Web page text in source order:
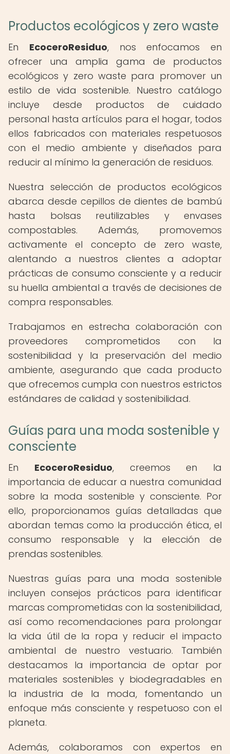
Productos ecológicos y zero waste
En EcoceroResiduo, nos enfocamos en
ofrecer una amplia gama de productos
ecológicos y zero waste para promover un
estilo de vida sostenible. Nuestro catálogo
incluye desde productos de cuidado
personal hasta artículos para el hogar, todos
ellos fabricados con materiales respetuosos
con el medio ambiente y diseñados para
reducir al mínimo la generación de residuos.
Nuestra selección de productos ecológicos
abarca desde cepillos de dientes de bambú
hasta bolsas reutilizables y envases
compostables. Además, promovemos
activamente el concepto de zero waste,
alentando a nuestros clientes a adoptar
prácticas de consumo consciente y a reducir
su huella ambiental a través de decisiones de
compra responsables.
Trabajamos en estrecha colaboración con
proveedores comprometidos con la
sostenibilidad y la preservación del medio
ambiente, asegurando que cada producto
que ofrecemos cumpla con nuestros estrictos
estándares de calidad y sostenibilidad.
Guías para una moda sostenible y
consciente
En EcoceroResiduo, creemos en la
importancia de educar a nuestra comunidad
sobre la moda sostenible y consciente. Por
ello, proporcionamos guías detalladas que
abordan temas como la producción ética, el
consumo responsable y la elección de
prendas sostenibles.
Nuestras guías para una moda sostenible
incluyen consejos prácticos para identificar
marcas comprometidas con la sostenibilidad,
así como recomendaciones para prolongar
la vida útil de la ropa y reducir el impacto
ambiental de nuestro vestuario. También
destacamos la importancia de optar por
materiales sostenibles y biodegradables en
la industria de la moda, fomentando un
enfoque más consciente y respetuoso con el
planeta.
Además, colaboramos con expertos en